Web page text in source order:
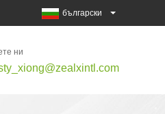
български
ни